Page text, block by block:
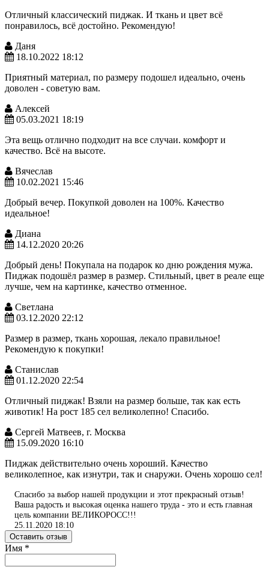
Отличный классический пиджак. И ткань и цвет всё
понравилось, всё достойно. Рекомендую!
Даня
18.10.2022 18:12
Приятный материал, по размеру подошел идеально, очень
доволен - советую вам.
Алексей
05.03.2021 18:19
Эта вещь отлично подходит на все случаи. комфорт и
качество. Всё на высоте.
Вячеслав
10.02.2021 15:46
Добрый вечер. Покупкой доволен на 100%. Качество
идеальное!
Диана
14.12.2020 20:26
Добрый день! Покупала на подарок ко дню рождения мужа.
Пиджак подошёл размер в размер. Стильный, цвет в реале еще
лучше, чем на картинке, качество отменное.
Светлана
03.12.2020 22:12
Размер в размер, ткань хорошая, лекало правильное!
Рекомендую к покупки!
Станислав
01.12.2020 22:54
Отличный пиджак! Взяли на размер больше, так как есть
животик! На рост 185 сел великолепно! Спасибо.
Сергей Матвеев, г. Москва
15.09.2020 16:10
Пиджак действительно очень хороший. Качество
великолепное, как изнутри, так и снаружи. Очень хорошо сел!
Спасибо за выбор нашей продукции и этот прекрасный отзыв!
Ваша радость и высокая оценка нашего труда - это и есть главная
цель компании ВЕЛИКОРОСС!!!
25.11.2020 18:10
Оставить отзыв
Имя *